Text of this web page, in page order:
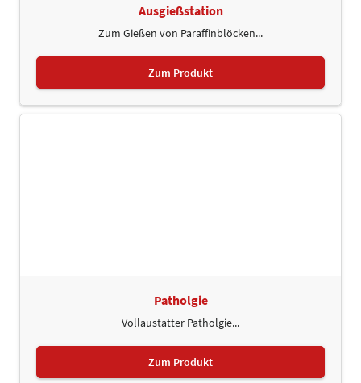
Ausgießstation
Zum Gießen von Paraffinblöcken...
Zum Produkt
Patholgie
Vollaustatter Patholgie...
Zum Produkt